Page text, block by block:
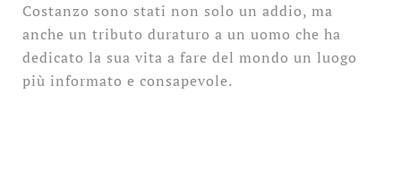
Costanzo sono stati non solo un addio, ma
anche un tributo duraturo a un uomo che ha
dedicato la sua vita a fare del mondo un luogo
più informato e consapevole.